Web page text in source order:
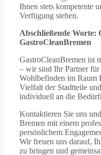
Ihnen stets kompetente
Verfügung stehen.
Abschließende Worte:
GastroCleanBremen
GastroCleanBremen ist
– wir sind Ihr Partner
Wohlbefinden im Raum
Vielfalt der Stadtteile
individuell an die
Kontaktieren Sie uns
Bremen mit einem
persönlichem
Wir freuen uns darauf,
zu bringen und